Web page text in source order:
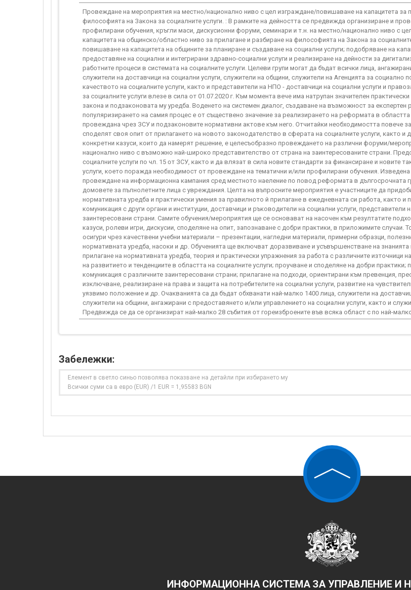
Провеждане на мероприятия на местно/национално ниво с цел изграждане/повишаване на капацитета за
философията на Закона за социалните услуги. : В рамките на дейността се предвижда организиране и
профилирани обучения, кръгли маси, дискусионни форуми, семинари и т.н. на местно/национално ниво с
капацитета на общинско/областно ниво за прилагане и разбиране на философията на Закона за
повишаване на капацитета на общините за планиране и създаване на социални услуги; подобряване на
предоставяне на социални и интегрирани здравно-социални услуги и реализиране на дейности за
работните процеси в системата на социалните услуги. Целеви групи могат да бъдат всички лица,
служители на доставчици на социални услуги, служители на общини, служители на Агенцията за социално
качеството на социалните услуги, както и представители на НПО - доставчици на социални услуги и
за социалните услуги влезе в сила от 01.07.2020 г. Към момента вече има натрупан значителен
закона и подзаконовата му уредба. Воденето на системен диалог, създаване на възможност за експертен
популяризирането на самия процес е от съществено значение за реализирането на реформата в областта
провеждана чрез ЗСУ и подзаконовите нормативни актове към него. Отчитайки необходимостта повече
споделят своя опит от прилагането на новото законодателство в сферата на социалните услуги, както и
конкретни казуси, които да намерят решение, е целесъобразно провеждането на различни форуми/
национално ниво с възможно най-широко представителство от страна на заинтересованите страни.
социалните услуги по чл. 15 от ЗСУ, както и да влязат в сила новите стандарти за финансиране и новите
услуги, което поражда необходимост от провеждане на тематични и/или профилирани обучения.
провеждане на информационна кампания сред местното наеление по повод реформата в дългосрочната
домовете за пълнолетните лица с увреждания. Целта на въпросните мероприятия е участниците да
нормативната уредба и практически умения за правилното й прилагане в ежедневната си работа, както и
комуникация с други органи и институции, доставчици и ръководители на социални услуги, представители
заинтересовани страни. Самите обучения/мероприятия ще се основават на насочен към резултатите
казуси, ролеви игри, дискусии, споделяне на опит, запознаване с добри практики, в приложимите случаи.
осигури чрез качествени учебни материали – презентации, нагледни материали, примерни образци,
нормативната уредба, насоки и др. Обученията ще включват доразвиване и усъвършенстване на знанията
прилагане на нормативната уредба, теория и практически упражнения за работа с различните източници
на развитието и тенденциите в областта на социалните услуги; проучване и споделяне на добри практики;
комуникация с различните заинтересовани страни; прилагане на подходи, ориентирани към превенция,
изключване, реализиране на права и защита на потребителите на социални услуги, развитие на
уязвимо положение и др. Очакванията са да бъдат обхванати най-малко 1400 лица, служители на
служители на общини, ангажирани с предоставянето и/или управлението на социални услуги, както и
Предвижда се да се организират най-малко 28 събития от гореизброените във всяка област с по най-
Забележки:
Елемент в светло синьо позволява показване на детайли при избирането му
Всички суми са в евро (EUR) /1 EUR = 1,95583 BGN
ИНФОРМАЦИОННА СИСТЕМА ЗА УПРАВЛЕНИЕ И